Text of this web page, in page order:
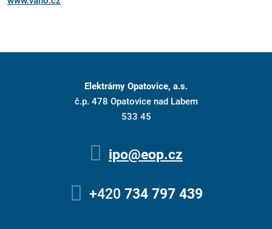
Elektrárny Opatovice, a.s.
|
č.p. 478 Opatovice nad Labem
|
533 45
ipo@eop.cz
+420 734 797 439